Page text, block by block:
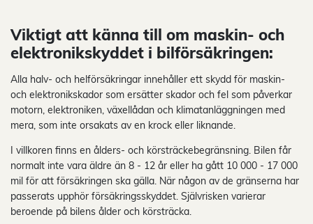
Viktigt att känna till om maskin- och
elektronikskyddet i bilförsäkringen:
Alla halv- och helförsäkringar innehåller ett skydd för maskin-
och elektronikskador som ersätter skador och fel som påverkar
motorn, elektroniken, växellådan och klimatanläggningen med
mera, som inte orsakats av en krock eller liknande.
I villkoren finns en ålders- och körsträckebegränsning. Bilen får
normalt inte vara äldre än 8 - 12 år eller ha gått 10 000 - 17 000
mil för att försäkringen ska gälla. När någon av de gränserna har
passerats upphör försäkringsskyddet. Självrisken varierar
beroende på bilens ålder och körsträcka.